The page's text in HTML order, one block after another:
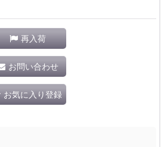
再入荷
お問い合わせ
お気に入り登録